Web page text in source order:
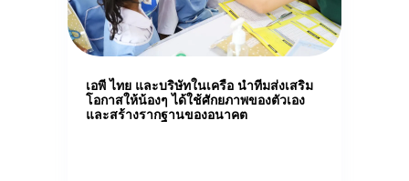
เอพี ไทย และบริษัทในเครือ นำทีมส่งเสริม
โอกาสให้น้องๆ ได้ใช้ศักยภาพของตัวเอง
และสร้างรากฐานของอนาคต